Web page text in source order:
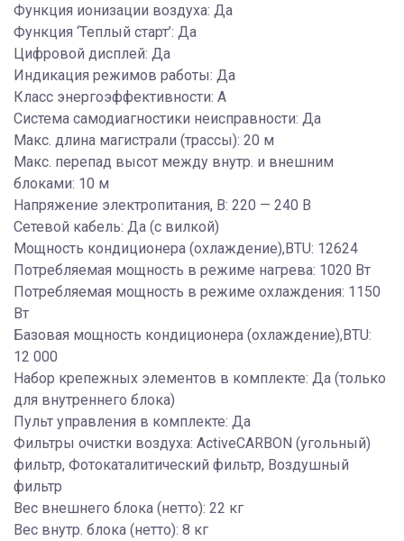
Функция ионизации воздуха: Да
Функция ‘Теплый старт’: Да
Цифровой дисплей: Да
Индикация режимов работы: Да
Класс энергоэффективности: A
Система самодиагностики неисправности: Да
Макс. длина магистрали (трассы): 20 м
Макс. перепад высот между внутр. и внешним
блоками: 10 м
Напряжение электропитания, В: 220 — 240 В
Сетевой кабель: Да (с вилкой)
Мощность кондиционера (охлаждение),BTU: 12624
Потребляемая мощность в режиме нагрева: 1020 Вт
Потребляемая мощность в режиме охлаждения: 1150
Вт
Базовая мощность кондиционера (охлаждение),BTU:
12 000
Набор крепежных элементов в комплекте: Да (только
для внутреннего блока)
Пульт управления в комплекте: Да
Фильтры очистки воздуха: ActiveCARBON (угольный)
фильтр, Фотокаталитический фильтр, Воздушный
фильтр
Вес внешнего блока (нетто): 22 кг
Вес внутр. блока (нетто): 8 кг